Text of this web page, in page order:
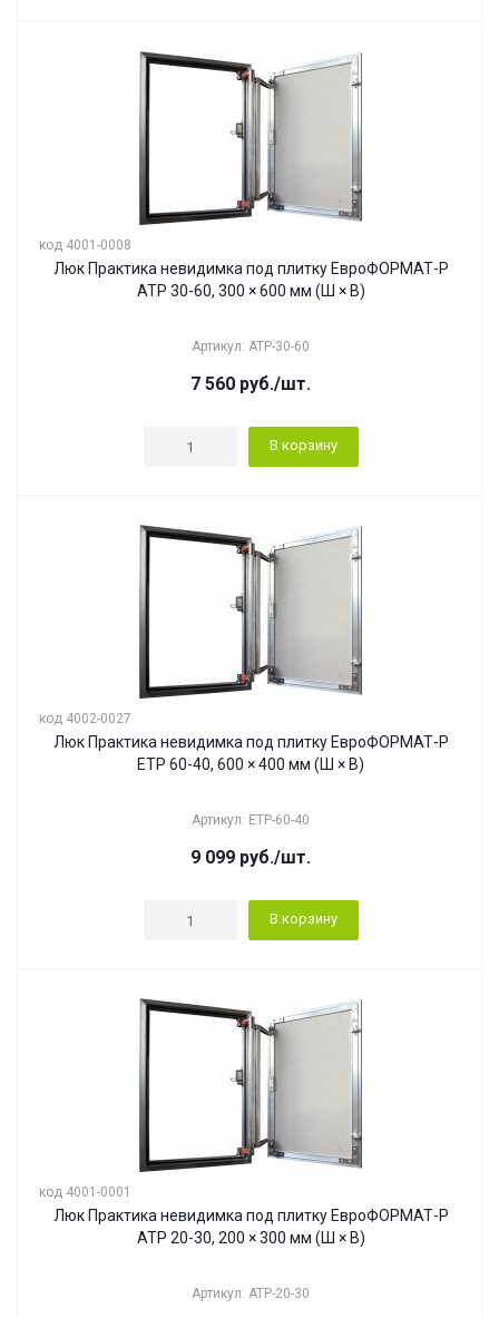
код 4001-0008
Люк Практика невидимка под плитку ЕвроФОРМАТ-Р
АТР 30-60, 300 × 600 мм (Ш × В)
Артикул: АТР-30-60
7 560 руб./шт.
В корзину
код 4002-0027
Люк Практика невидимка под плитку ЕвроФОРМАТ-Р
ЕТР 60-40, 600 × 400 мм (Ш × В)
Артикул: ЕТР-60-40
9 099 руб./шт.
В корзину
код 4001-0001
Люк Практика невидимка под плитку ЕвроФОРМАТ-Р
АТР 20-30, 200 × 300 мм (Ш × В)
Артикул: АТР-20-30